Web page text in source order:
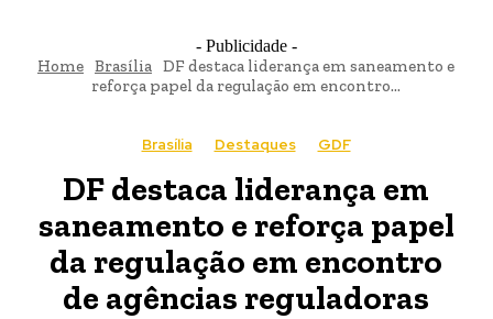
- Publicidade -
Home Brasília DF destaca liderança em saneamento e
reforça papel da regulação em encontro...
Brasília Destaques GDF
DF destaca liderança em
saneamento e reforça papel
da regulação em encontro
de agências reguladoras